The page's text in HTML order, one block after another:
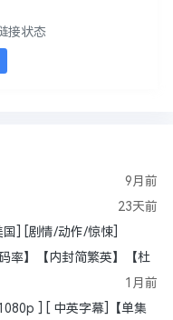
接状态
9月前
23天前
] [剧情/动作/惊悚]
率】【内封简繁英】 【杜
1月前
] [ 中英字幕]【单集